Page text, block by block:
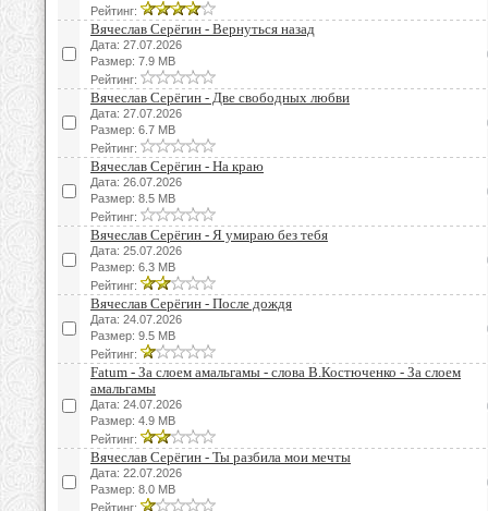
Рейтинг:
Вячеслав Серёгин - Вернуться назад
Дата: 27.07.2026
Размер: 7.9 MB
Рейтинг:
Вячеслав Серёгин - Две свободных любви
Дата: 27.07.2026
Размер: 6.7 MB
Рейтинг:
Вячеслав Серёгин - На краю
Дата: 26.07.2026
Размер: 8.5 MB
Рейтинг:
Вячеслав Серёгин - Я умираю без тебя
Дата: 25.07.2026
Размер: 6.3 MB
Рейтинг:
Вячеслав Серёгин - После дождя
Дата: 24.07.2026
Размер: 9.5 MB
Рейтинг:
Fatum - За слоем амальгамы - слова В.Костюченко - За слоем
амальгамы
Дата: 24.07.2026
Размер: 4.9 MB
Рейтинг:
Вячеслав Серёгин - Ты разбила мои мечты
Дата: 22.07.2026
Размер: 8.0 MB
Рейтинг: